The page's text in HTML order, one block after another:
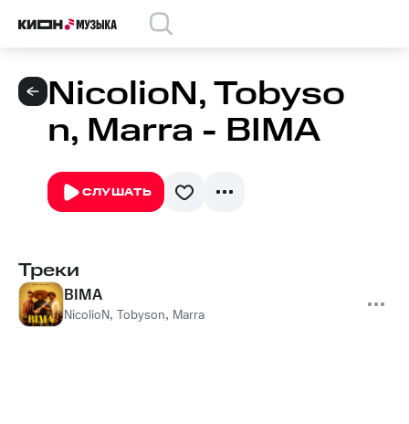
NicolioN, Tobyso
n, Marra - BIMA
СЛУШАТЬ
Треки
BIMA
NicolioN, Tobyson, Marra